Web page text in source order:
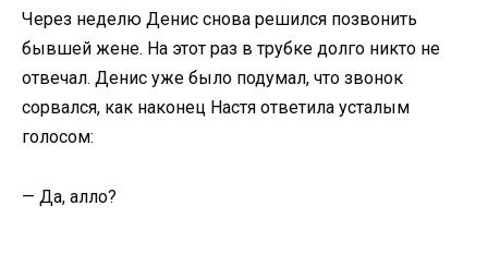
Через неделю Денис снова решился позвонить
бывшей жене. На этот раз в трубке долго никто не
отвечал. Денис уже было подумал, что звонок
сорвался, как наконец Настя ответила усталым
голосом:
— Да, алло?